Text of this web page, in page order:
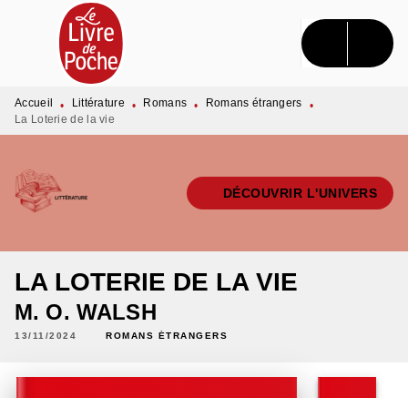
MENU RECHERCHE CONTENU
PIED DE PAGE
Accueil • Littérature • Romans • Romans étrangers
•
La Loterie de la vie
DÉCOUVRIR L'UNIVERS
LA LOTERIE DE LA VIE
M. O. WALSH
13/11/2024 ROMANS ÉTRANGERS